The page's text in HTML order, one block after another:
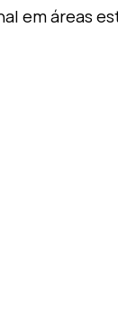
em áreas